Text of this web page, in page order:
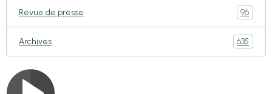
Revue de presse 96
Archives 635